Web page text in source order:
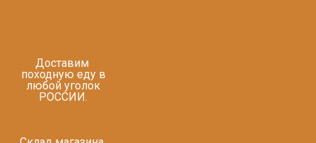
Доставим
походную еду в
любой уголок
РОССИИ.